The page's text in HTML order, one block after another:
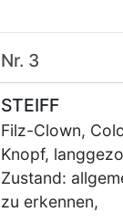
Nr. 3
STEIFF
Filz-Clown,
Knopf,
Zustand:
zu erkennen,